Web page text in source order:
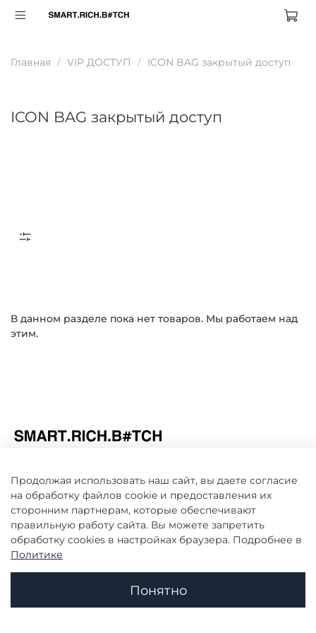
Главная VIP ДОСТУП ICON BAG закрытый доступ
ICON BAG закрытый доступ
В данном разделе пока нет товаров. Мы работаем над
этим.
Информация
Клиенту
Продолжая использовать наш сайт, вы даете согласие
на обработку файлов cookie и предоставления их
сторонним партнерам, которые обеспечивают
правильную работу сайта. Вы можете запретить
обработку сookies в настройках браузера. Подробнее в
Политике
Понятно